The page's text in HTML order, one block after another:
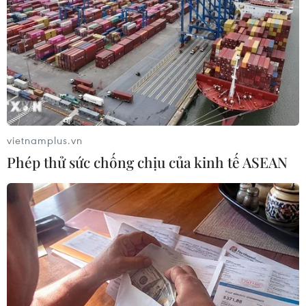
Để cứu trợ cho người dân, huyện Minh Hóa đã
thành lập đoàn công tác cắt rừng, băng đường
về với dân.
Sáng 21/10, ông Lê Công Hữu - Bí thư Huyện ủy
Minh Hóa, đã dẫn đầu đoàn công tác đến xã
Ngư Hóa để nắm tình hình, giúp đồng bào
phòng chống lũ lụt, sớm vượt qua khó khăn do
thiên tai gây ra.
Theo báo cáo của Ban Chỉ huy Phòng chống
thiên tai và Tìm kiếm cứu nạn kiêm Ban Chỉ
huy phòng thủ dân sự tỉnh Quảng Bình, diễn
biến lũ lụt ở địa bàn vẫn còn nhiều phức tạp và
khó lường.
vietnamplus.vn
Phép thử sức chống chịu của kinh tế ASEAN